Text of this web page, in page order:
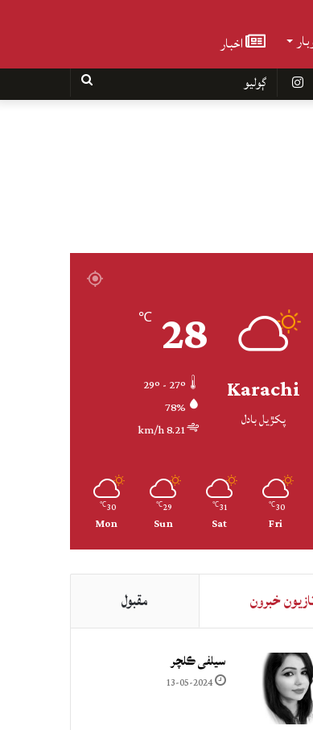
اخبار
InstagramYouTube
Karachi
پکڙيل بادل
28
℃
78%
8.21 km/h
30
℃
Fri
31
℃
Sat
29
℃
Sun
30
℃
Mon
خبرون مقبول
سيلفي ڪلچر
13-05-2024